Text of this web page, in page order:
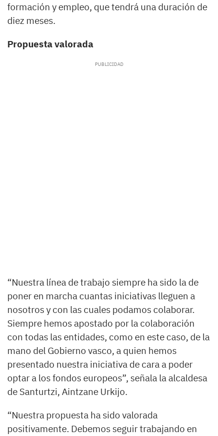
formación y empleo, que tendrá una duración de
diez meses.
Propuesta valorada
“Nuestra línea de trabajo siempre ha sido la de
poner en marcha cuantas iniciativas lleguen a
nosotros y con las cuales podamos colaborar.
Siempre hemos apostado por la colaboración
con todas las entidades, como en este caso, de la
mano del Gobierno vasco, a quien hemos
presentado nuestra iniciativa de cara a poder
optar a los fondos europeos”, señala la alcaldesa
de Santurtzi, Aintzane Urkijo.
“Nuestra propuesta ha sido valorada
positivamente. Debemos seguir trabajando en